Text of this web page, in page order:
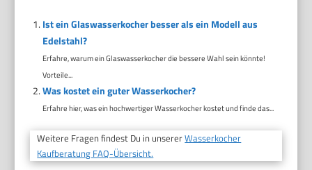
Ist ein Glaswasserkocher besser als ein Modell aus
Edelstahl?
Erfahre, warum ein Glaswasserkocher die bessere Wahl sein könnte!
Vorteile...
Was kostet ein guter Wasserkocher?
Erfahre hier, was ein hochwertiger Wasserkocher kostet und finde das...
Weitere Fragen findest Du in unsererWasserkocher
Kaufberatung FAQ-Übersicht.